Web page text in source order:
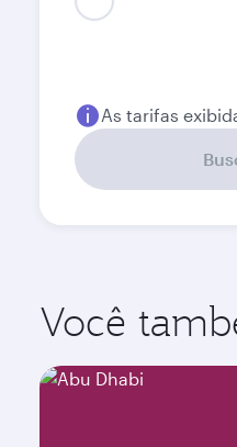
As tarifas
Você